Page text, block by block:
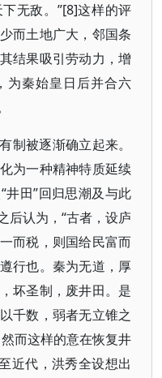
无敌。”[8]这样的评
而土地广大，邻国条
结果吸引劳动力，增
为秦始皇日后并合六
制被逐渐确立起来。
为一种精神特质延续
井田”回归思潮及与此
后认为，“古者，设庐
而税，则国给民富而
行也。秦为无道，厚
坏圣制，废井田。是
千数，弱者无立锥之
而这样的意在恢复井
近代，洪秀全设想出